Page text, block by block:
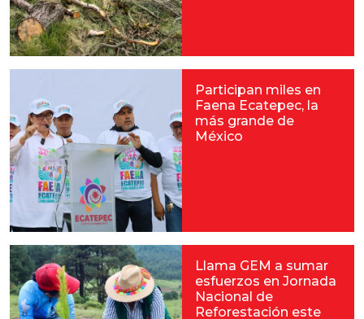
Participan miles en
Faena Ecatepec, la
más grande de
México
Llama GEM a sumar
esfuerzos en Jornada
Nacional de
Reforestación este